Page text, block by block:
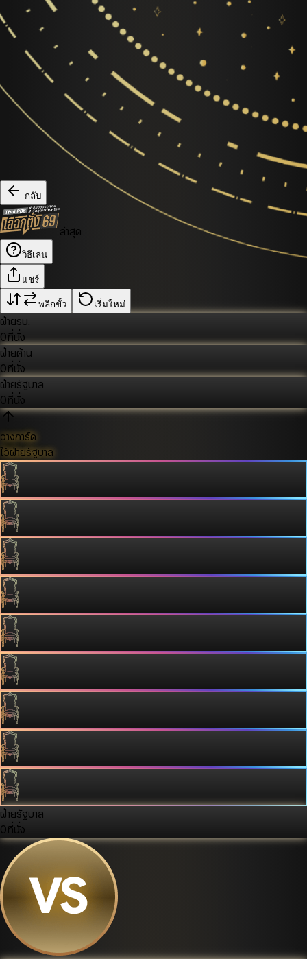
กลับ
ล่าสุด
วิธีเล่น
แชร์
พลิกขั้ว เริ่มใหม่
ฝ่ายรบ.
0ที่นั่ง
ฝ่ายค้าน
0ที่นั่ง
ฝ่ายรัฐบาล
0ที่นั่ง
วางการ์ด
ไว้ฝ่ายรัฐบาล
ฝ่ายรัฐบาล
0ที่นั่ง